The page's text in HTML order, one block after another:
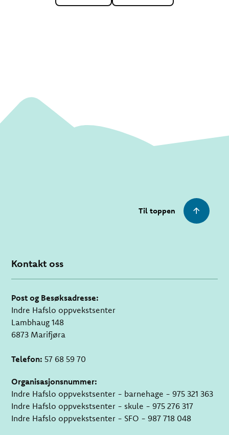
Til toppen
Kontakt oss
Post og Besøksadresse:
Indre Hafslo oppvekstsenter
Lambhaug 148
6873 Marifjøra
Telefon: 57 68 59 70
Organisasjonsnummer:
Indre Hafslo oppvekstsenter - barnehage - 975 321 363
Indre Hafslo oppvekstsenter - skule - 975 276 317
Indre Hafslo oppvekstsenter - SFO - 987 718 048